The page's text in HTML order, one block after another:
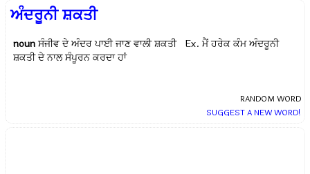
ਅੰਦਰੂਨੀ ਸ਼ਕਤੀ
noun ਸੰਜੀਵ ਦੇ ਅੰਦਰ ਪਾਈ ਜਾਣ ਵਾਲੀ ਸ਼ਕਤੀ Ex.ਮੈਂ ਹਰੇਕ ਕੰਮ ਅੰਦਰੂਨੀ
ਸ਼ਕਤੀ ਦੇ ਨਾਲ ਸੰਪੂਰਨ ਕਰਦਾ ਹਾਂ
RANDOM WORD
SUGGEST A NEW WORD!